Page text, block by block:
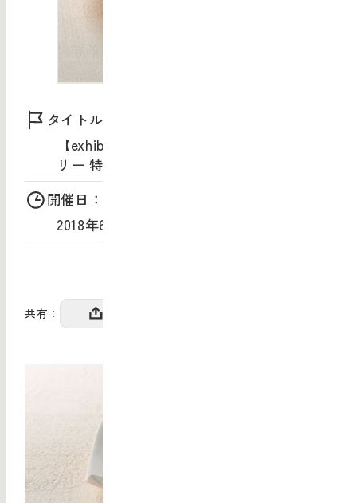
タイトル：
【exhibition】東京ミッドタウン店ギャラ
リー 特別展「うつわと和菓子」
開催日：
2018年6月20日（水）〜6月26日（火）
共有：